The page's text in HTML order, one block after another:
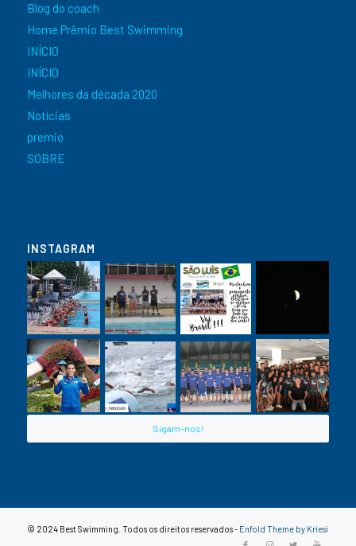
Blog do coach
Home Prêmio Best Swimming
INÍCIO
INÍCIO
Melhores da década 2020
Notícias
premio
SOBRE
INSTAGRAM
Sigam-nos!
© 2024 Best Swimming. Todos os direitos reservados - Enfold Theme by Kriesi